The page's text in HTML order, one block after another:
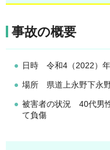
事故の概要
日時 令和4（2022）
場所 県道上永野下永
被害者の状況 40代男
て負傷